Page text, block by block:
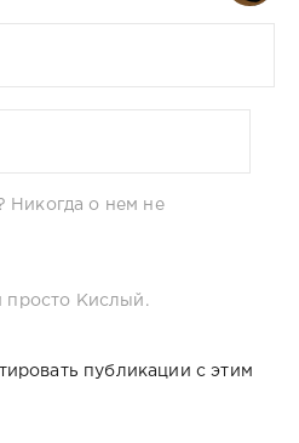
Никогда о нем не
Кислый.
публикации с этим